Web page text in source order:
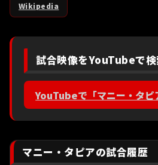
Wikipedia
試合映像をYouTubeで検
YouTubeで「マニー・タピ
マニー・タピアの試合履歴